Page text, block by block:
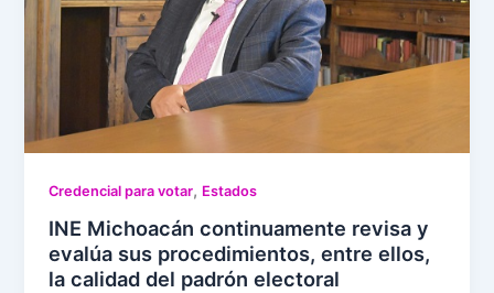
Credencial para votar, Estados
INE Michoacán continuamente revisa y
evalúa sus procedimientos, entre ellos,
la calidad del padrón electoral